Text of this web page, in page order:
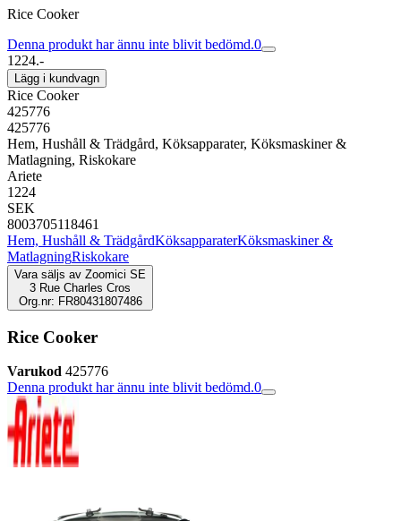
Rice Cooker
Denna produkt har ännu inte blivit bedömd.0
1224.-
Lägg i kundvagn
Rice Cooker
425776
425776
Hem, Hushåll & Trädgård, Köksapparater, Köksmaskiner &
Matlagning, Riskokare
Ariete
1224
SEK
8003705118461
Hem, Hushåll & TrädgårdKöksapparaterKöksmaskiner &
MatlagningRiskokare
Vara säljs av Zoomici SE
3 Rue Charles Cros
Org.nr: FR80431807486
Rice Cooker
Varukod 425776
Denna produkt har ännu inte blivit bedömd.0